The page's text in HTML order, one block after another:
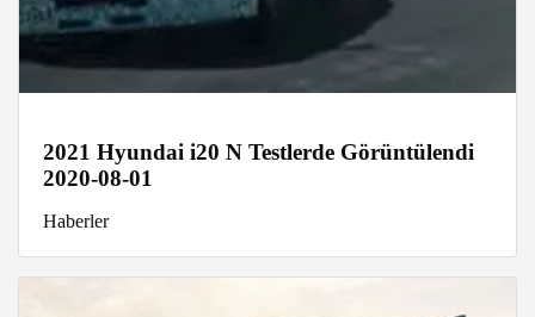
2021 Hyundai i20 N Testlerde Görüntülendi
2020-08-01
Haberler